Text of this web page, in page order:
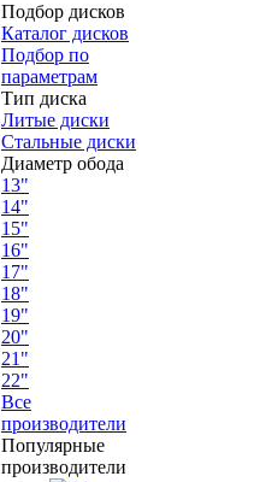
Подбор дисков
Каталог дисков
Подбор по
параметрам
Тип диска
Литые диски
Стальные диски
Диаметр обода
13"
14"
15"
16"
17"
18"
19"
20"
21"
22"
Все
производители
Популярные
производители